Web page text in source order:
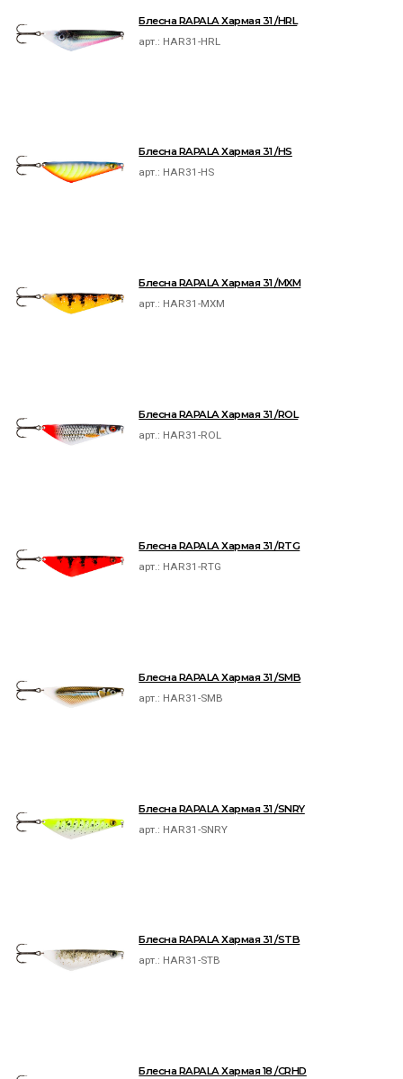
Блесна RAPALA Хармая 31 /HRL
арт.: HAR31-HRL
Блесна RAPALA Хармая 31 /HS
арт.: HAR31-HS
Блесна RAPALA Хармая 31 /MXM
арт.: HAR31-MXM
Блесна RAPALA Хармая 31 /ROL
арт.: HAR31-ROL
Блесна RAPALA Хармая 31 /RTG
арт.: HAR31-RTG
Блесна RAPALA Хармая 31 /SMB
арт.: HAR31-SMB
Блесна RAPALA Хармая 31 /SNRY
арт.: HAR31-SNRY
Блесна RAPALA Хармая 31 /STB
арт.: HAR31-STB
Блесна RAPALA Хармая 18 /CRHD